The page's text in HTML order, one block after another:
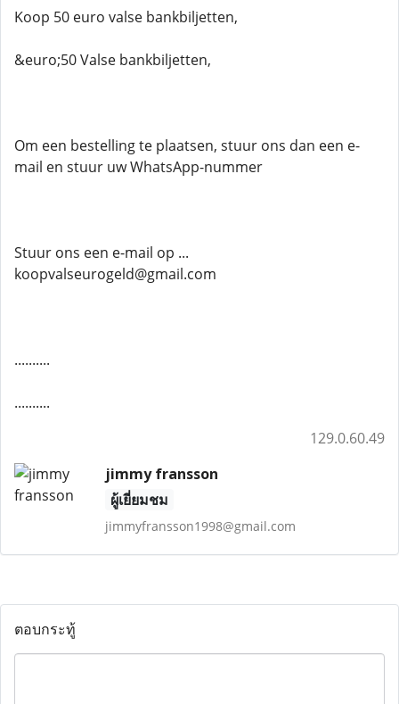
Koop 50 euro valse bankbiljetten,
&euro;50 Valse bankbiljetten,
Om een ​​bestelling te plaatsen, stuur ons dan een e-
mail en stuur uw WhatsApp-nummer
Stuur ons een e-mail op ...
koopvalseurogeld@gmail.com
..........
..........
129.0.60.49
jimmy fransson
ผู้เยี่ยมชม
jimmyfransson1998@gmail.com
ตอบกระทู้